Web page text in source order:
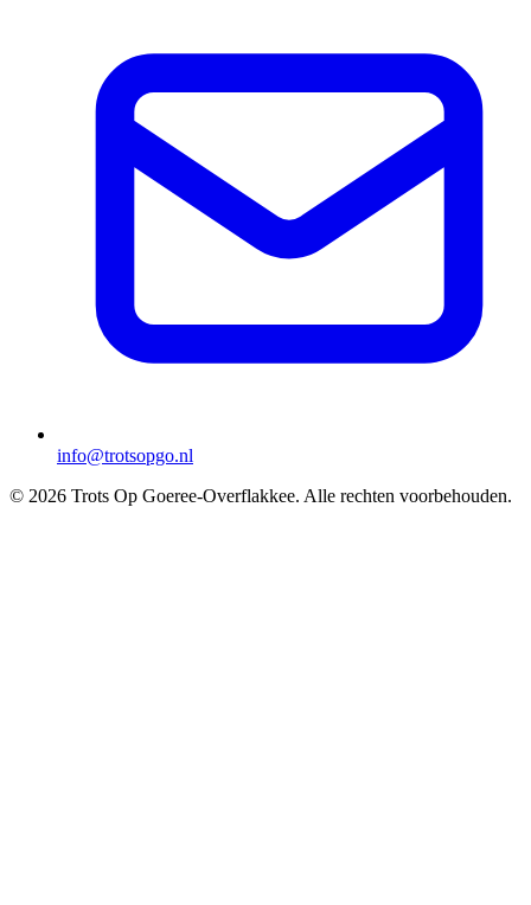
info@trotsopgo.nl
© 2026 Trots Op Goeree-Overflakkee. Alle rechten voorbehouden.